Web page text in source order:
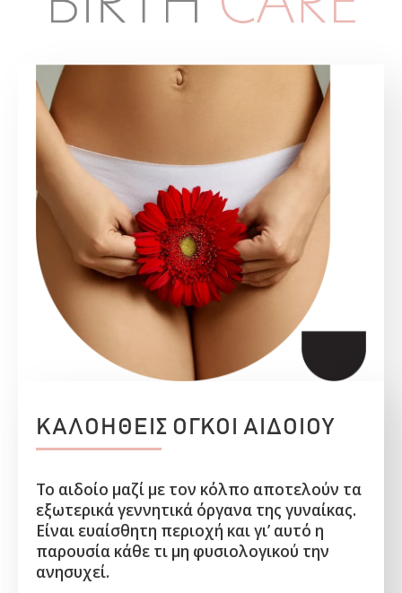
ΚΑΛΟΗΘΕΙΣ ΟΓΚΟΙ ΑΙΔΟΙΟΥ
Το αιδοίο μαζί με τον κόλπο αποτελούν τα
εξωτερικά γεννητικά όργανα της γυναίκας.
Είναι ευαίσθητη περιοχή και γι’ αυτό η
παρουσία κάθε τι μη φυσιολογικού την
ανησυχεί.